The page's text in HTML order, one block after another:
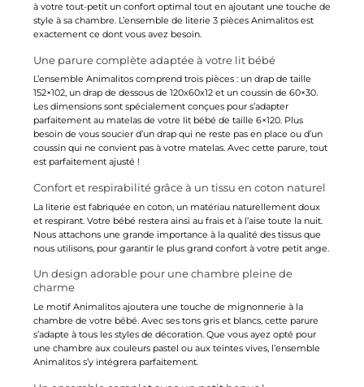
à votre tout-petit un confort optimal tout en ajoutant une touche de
style à sa chambre. L’ensemble de literie 3 pièces Animalitos est
exactement ce dont vous avez besoin.
Une parure complète adaptée à votre lit bébé
L’ensemble Animalitos comprend trois pièces : un drap de taille
152×102, un drap de dessous de 120x60x12 et un coussin de 60×30.
Les dimensions sont spécialement conçues pour s’adapter
parfaitement au matelas de votre lit bébé de taille 6×120. Plus
besoin de vous soucier d’un drap qui ne reste pas en place ou d’un
coussin qui ne convient pas à votre matelas. Avec cette parure, tout
est parfaitement ajusté !
Confort et respirabilité grâce à un tissu en coton naturel
La literie est fabriquée en coton, un matériau naturellement doux
et respirant. Votre bébé restera ainsi au frais et à l’aise toute la nuit.
Nous attachons une grande importance à la qualité des tissus que
nous utilisons, pour garantir le plus grand confort à votre petit ange.
Un design adorable pour une chambre pleine de
charme
Le motif Animalitos ajoutera une touche de mignonnerie à la
chambre de votre bébé. Avec ses tons gris et blancs, cette parure
s’adapte à tous les styles de décoration. Que vous ayez opté pour
une chambre aux couleurs pastel ou aux teintes vives, l’ensemble
Animalitos s’y intégrera parfaitement.